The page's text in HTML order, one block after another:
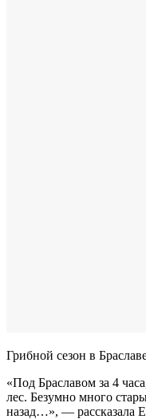
Грибной сезон в
«Под Браславом за 4
лес. Безумно много
назад…», — рассказала